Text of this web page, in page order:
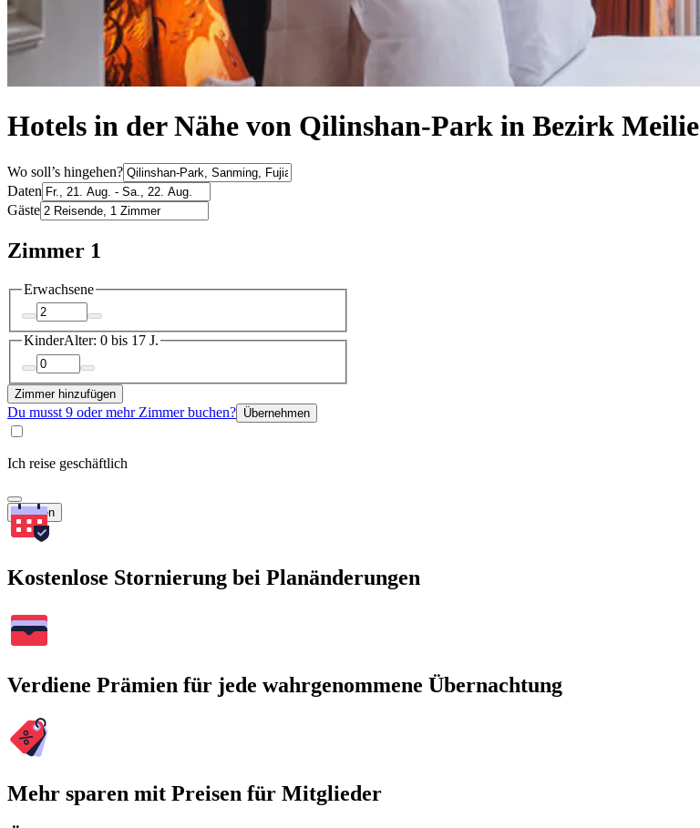
Hotels in der Nähe von Qilinshan-Park in Bezirk Meilie
Wo soll’s hingehen?
Daten
Gäste
Zimmer 1
Erwachsene
KinderAlter: 0 bis 17 J.
Zimmer hinzufügen
Du musst 9 oder mehr Zimmer buchen? Übernehmen
Ich reise geschäftlich
Suchen
Kostenlose Stornierung bei Planänderungen
Verdiene Prämien für jede wahrgenommene Übernachtung
Mehr sparen mit Preisen für Mitglieder